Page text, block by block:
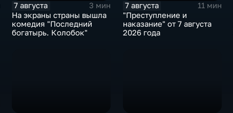
7 августа
3 мин
На экраны страны вышла
комедия "Последний
богатырь. Колобок"
7 августа
11 мин
"Преступление и
наказание" от 7 августа
2026 года